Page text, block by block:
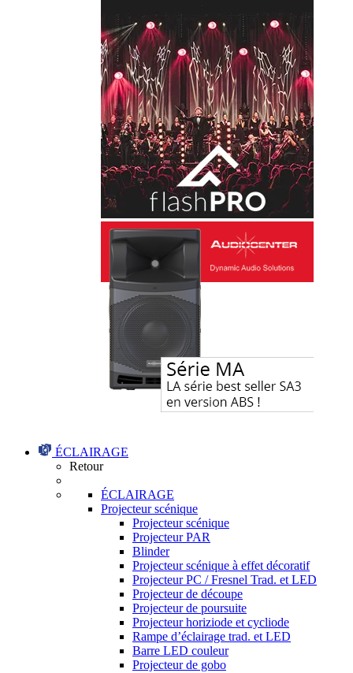
ÉCLAIRAGE
Retour
ÉCLAIRAGE
Projecteur scénique
Projecteur scénique
Projecteur PAR
Blinder
Projecteur scénique à effet décoratif
Projecteur PC / Fresnel Trad. et LED
Projecteur de découpe
Projecteur de poursuite
Projecteur horiziode et cycliode
Rampe d’éclairage trad. et LED
Barre LED couleur
Projecteur de gobo